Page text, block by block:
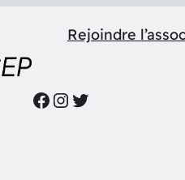
Rejoindre
Facebook
Instagram
Twitter